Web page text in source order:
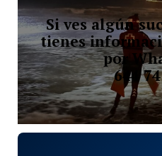
Si ves algún
tienes
por
644